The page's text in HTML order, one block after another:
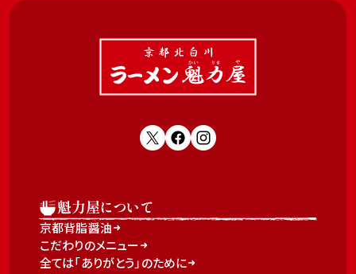
魁力屋について
京都背脂醤油
こだわりのメニュー
全ては「ありがとう」のために